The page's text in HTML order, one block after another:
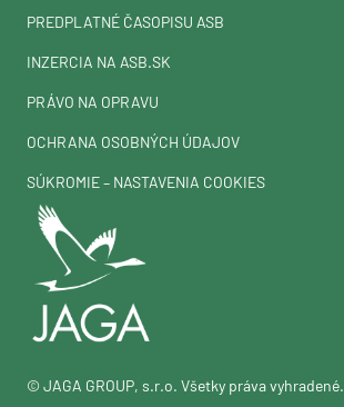
© JAGA GROUP, s.r.o. Všetky práva vyhradené.
PREDPLATNÉ ČASOPISU ASB
INZERCIA NA ASB.SK
PRÁVO NA OPRAVU
OCHRANA OSOBNÝCH ÚDAJOV
SÚKROMIE – NASTAVENIA COOKIES